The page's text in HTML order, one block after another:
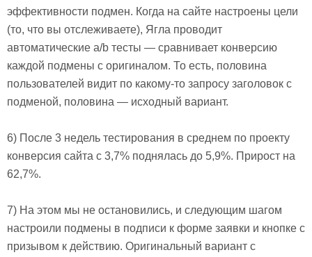
эффективности подмен. Когда на сайте настроены цели
(то, что вы отслеживаете), Ягла проводит
автоматические a/b тесты — сравнивает конверсию
каждой подмены с оригиналом. То есть, половина
пользователей видит по какому-то запросу заголовок с
подменой, половина — исходный вариант.
6) После 3 недель тестирования в среднем по проекту
конверсия сайта с 3,7% поднялась до 5,9%. Прирост на
62,7%.
7) На этом мы не остановились, и следующим шагом
настроили подмены в подписи к форме заявки и кнопке с
призывом к действию. Оригинальный вариант с